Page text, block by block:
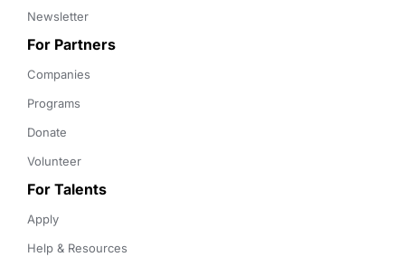
Newsletter
For Partners
Companies
Programs
Donate
Volunteer
For Talents
Apply
Help & Resources